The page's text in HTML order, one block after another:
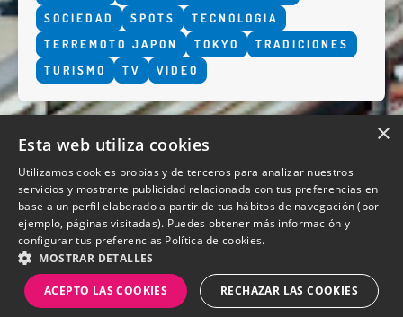
SOCIEDAD
SPOTS
TECNOLOGIA
TERREMOTO JAPON
TOKYO
TRADICIONES
TURISMO
TV VIDEO
QUIENES SOMOS
Diseño y desarrollo web Perosio
×
Esta web utiliza cookies
Utilizamos cookies propias y de terceros para analizar nuestros
servicios y mostrarte publicidad relacionada con tus preferencias en
base a un perfil elaborado a partir de tus hábitos de navegación (por
ejemplo, páginas visitadas). Puedes obtener más información y
configurar tus preferencias Política de cookies.
MOSTRAR DETALLES
ACEPTO LAS COOKIES RECHAZAR LAS COOKIES